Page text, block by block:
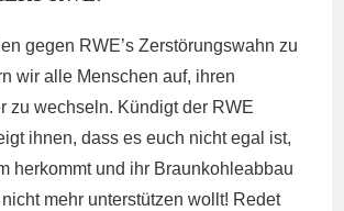
gegen RWE’s Zerstörungswahn zu
wir alle Menschen auf, ihren
zu wechseln. Kündigt der RWE
ihnen, dass es euch nicht egal ist,
herkommt und ihr Braunkohleabbau
mehr unterstützen wollt! Redet